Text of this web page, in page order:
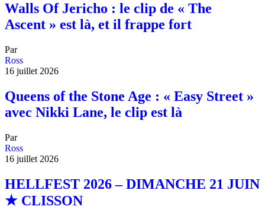
Walls Of Jericho : le clip de « The
Ascent » est là, et il frappe fort
Par
Ross
16 juillet 2026
Queens of the Stone Age : « Easy Street »
avec Nikki Lane, le clip est là
Par
Ross
16 juillet 2026
HELLFEST 2026 – DIMANCHE 21 JUIN
★ CLISSON